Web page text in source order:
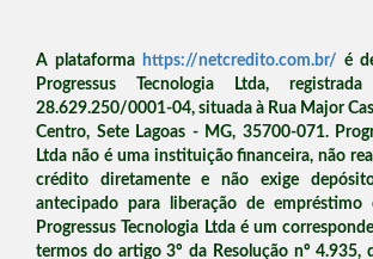
A plataforma https://netcredito.com.br/ é
Progressus Tecnologia Ltda,
28.629.250/0001-04, situada à Rua Major
Centro, Sete Lagoas - MG, 35700-071.
Ltda não é uma instituição financeira, não
crédito diretamente e não exige
antecipado para liberação de empréstimo
Progressus Tecnologia Ltda é um
termos do artigo 3º da Resolução nº 4.935,